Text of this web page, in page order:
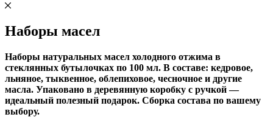
Наборы масел
Наборы натуральных масел холодного отжима в
стеклянных бутылочках по 100 мл. В составе: кедровое,
льняное, тыквенное, облепиховое, чесночное и другие
масла. Упаковано в деревянную коробку с ручкой —
идеальный полезный подарок. Сборка состава по вашему
выбору.